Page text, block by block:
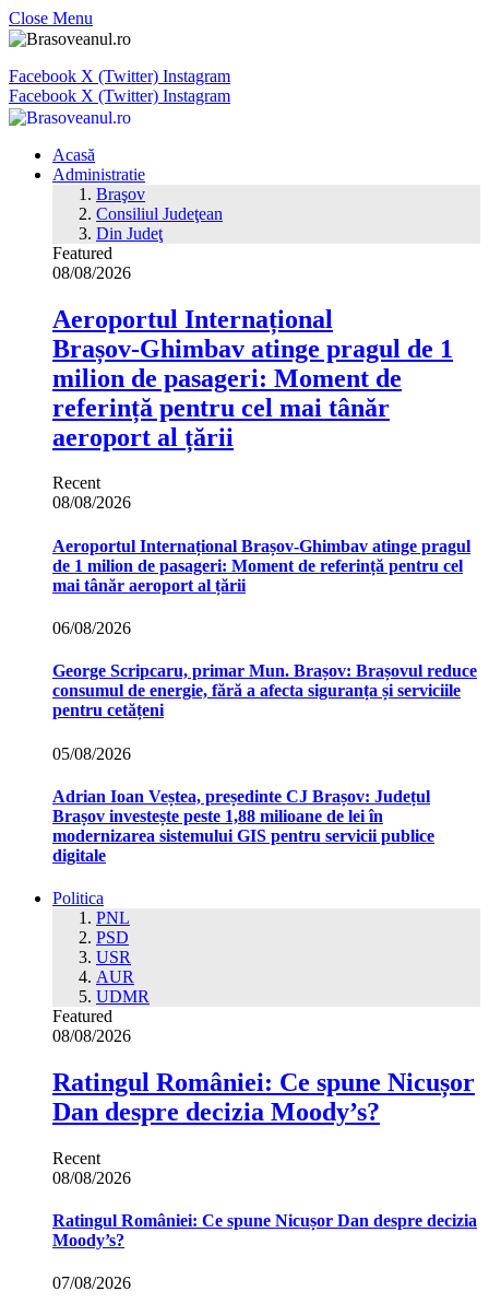
Close Menu
Facebook X (Twitter) Instagram
Facebook X (Twitter) Instagram
Acasă
Administratie
Braşov
Consiliul Judeţean
Din Judeţ
Featured
08/08/2026
Aeroportul Internațional
Brașov‑Ghimbav atinge pragul de 1
milion de pasageri: Moment de
referință pentru cel mai tânăr
aeroport al țării
Recent
08/08/2026
Aeroportul Internațional Brașov‑Ghimbav atinge pragul
de 1 milion de pasageri: Moment de referință pentru cel
mai tânăr aeroport al țării
06/08/2026
George Scripcaru, primar Mun. Brașov: Brașovul reduce
consumul de energie, fără a afecta siguranța și serviciile
pentru cetățeni
05/08/2026
Adrian Ioan Veștea, președinte CJ Brașov: Județul
Brașov investește peste 1,88 milioane de lei în
modernizarea sistemului GIS pentru servicii publice
digitale
Politica
PNL
PSD
USR
AUR
UDMR
Featured
08/08/2026
Ratingul României: Ce spune Nicușor
Dan despre decizia Moody’s?
Recent
08/08/2026
Ratingul României: Ce spune Nicușor Dan despre decizia
Moody’s?
07/08/2026